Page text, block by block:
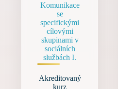
Komunikace
se
specifickými
cílovými
skupinami v
sociálních
službách I.
Akreditovaný
kurz